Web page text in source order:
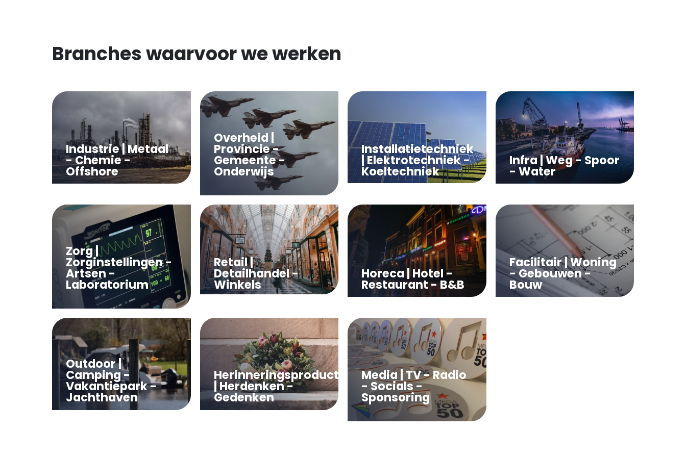
Branches waarvoor we werken
Industrie | Metaal
- Chemie -
Offshore
Overheid |
Provincie -
Gemeente -
Onderwijs
Installatietechniek
| Elektrotechniek -
Koeltechniek
Infra | Weg - Spoor
- Water
Zorg |
Zorginstellingen -
Artsen -
Laboratorium
Retail |
Detailhandel -
Winkels
Horeca | Hotel -
Restaurant - B&B
Facilitair | Woning
- Gebouwen -
Bouw
Outdoor |
Camping -
Vakantiepark -
Jachthaven
Herinneringsproducten
| Herdenken -
Gedenken
Media | TV - Radio
- Socials -
Sponsoring